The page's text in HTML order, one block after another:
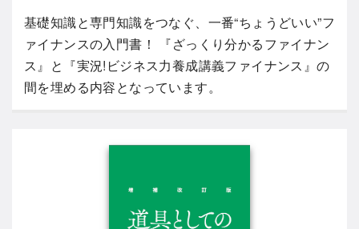
基礎知識と専門知識をつなぐ、一番“ちょうどいい”フ
ァイナンスの入門書！ 『ざっくり分かるファイナン
ス』と『実況!ビジネス力養成講義ファイナンス』の
間を埋める内容となっています。